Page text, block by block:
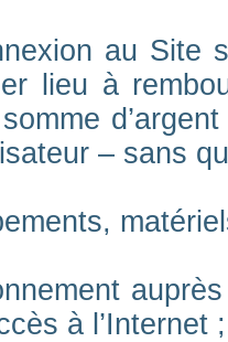
au Site
lieu à
– sans
à l’Internet ;